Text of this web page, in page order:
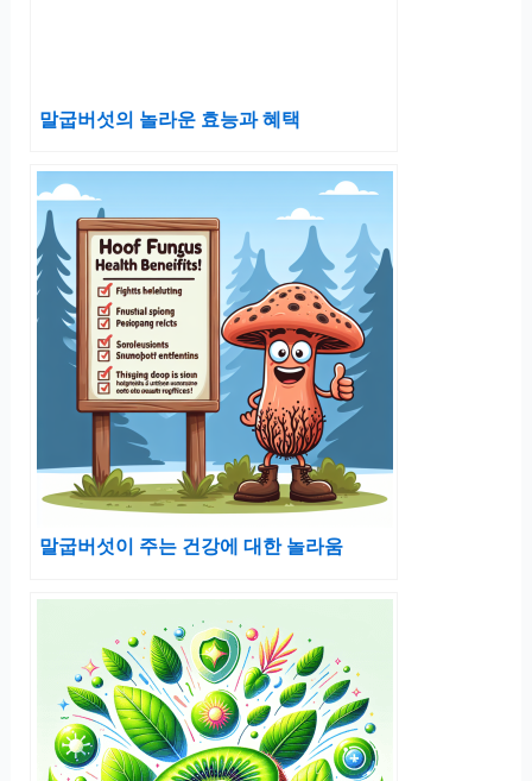
말굽버섯의 놀라운 효능과 혜택
말굽버섯이 주는 건강에 대한 놀라움